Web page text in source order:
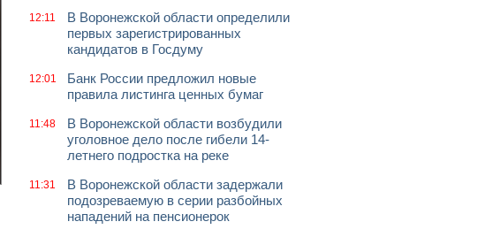
12:11
В Воронежской области определили
первых зарегистрированных
кандидатов в Госдуму
12:01
Банк России предложил новые
правила листинга ценных бумаг
11:48
В Воронежской области возбудили
уголовное дело после гибели 14-
летнего подростка на реке
11:31
В Воронежской области задержали
подозреваемую в серии разбойных
нападений на пенсионерок